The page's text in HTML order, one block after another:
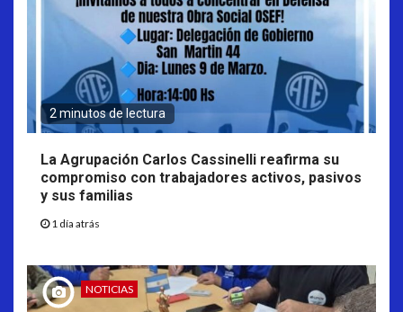
2 minutos de lectura
La Agrupación Carlos Cassinelli reafirma su
compromiso con trabajadores activos, pasivos
y sus familias
1 día atrás
NOTICIAS